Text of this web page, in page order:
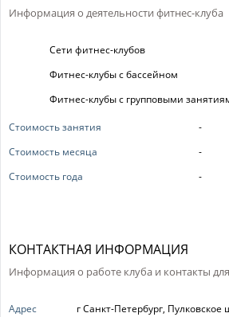
Информация о деятельности фитнес-клуба
Сети фитнес-клубов
Фитнес-клубы с бассейном
Фитнес-клубы с групповыми
Стоимость занятия
-
Стоимость месяца
-
Стоимость года
-
КОНТАКТНАЯ ИНФОРМАЦИЯ
Информация о работе клуба и контакты
Адрес
г Санкт-Петербург, Пулковское